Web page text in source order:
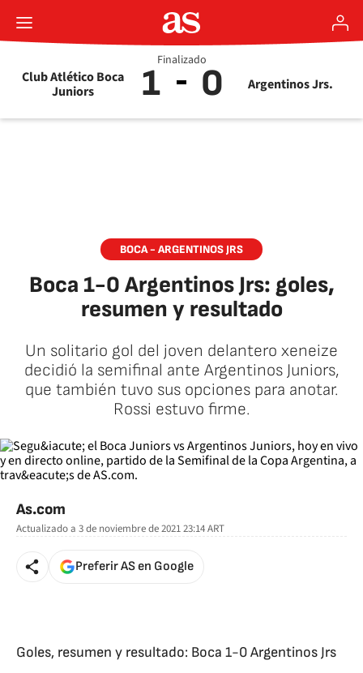
Club Atlético Boca
Juniors
1 Argentinos Jrs.
0
Finalizado
BOCA - ARGENTINOS JRS
Boca 1-0 Argentinos Jrs: goles,
resumen y resultado
Un solitario gol del joven delantero xeneize
decidió la semifinal ante Argentinos Juniors,
que también tuvo sus opciones para anotar.
Rossi estuvo firme.
As.com
Actualizado a 3 de noviembre de 2021 23:14ART
Preferir AS en Google
Goles, resumen y resultado: Boca 1-0 Argentinos Jrs